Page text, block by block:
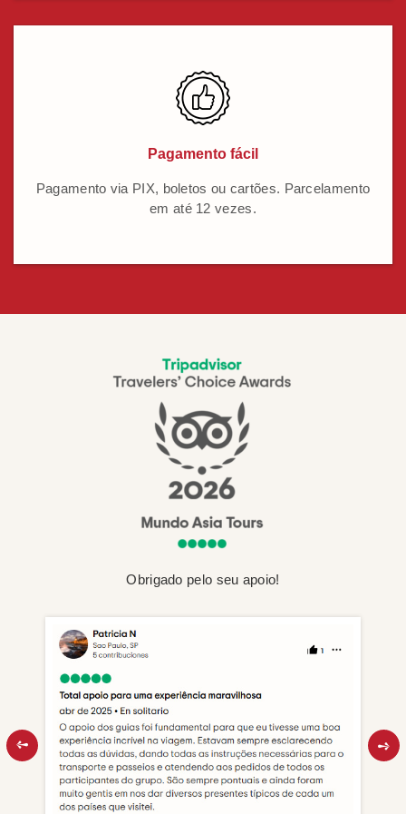
Pagamento fácil
Pagamento via PIX, boletos ou cartões. Parcelamento
em até 12 vezes.
Obrigado pelo seu apoio!